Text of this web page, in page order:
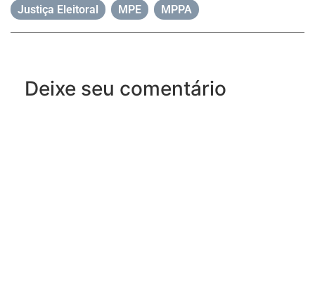
Justiça Eleitoral MPE MPPA
Deixe seu comentário